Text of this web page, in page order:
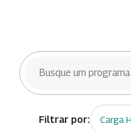
BUSCAR TRILHAS
Carga